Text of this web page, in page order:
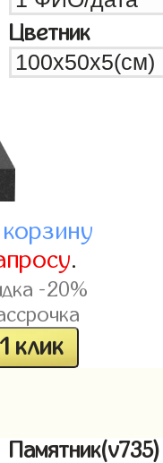
Цветник
.
-20%
клик
Памятник(v735)